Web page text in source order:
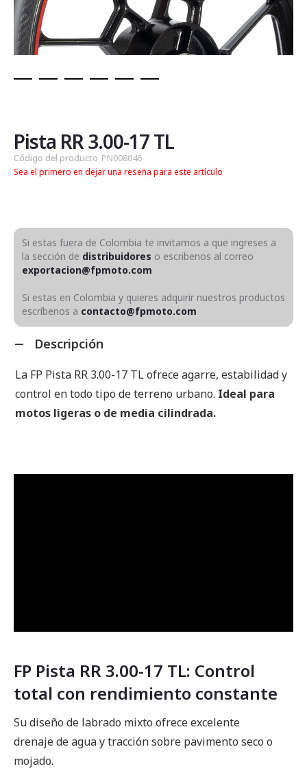
de
la
galería
de
Pista RR 3.00-17 TL
Código del producto PN008046
Sea el primero en dejar una reseña para este artículo
Si estas fuera de Colombia te invitamos a que ingreses a
la sección de distribuidores o escribenos al correo
exportacion@fpmoto.com
Si estas en Colombia y quieres adquirir nuestros productos
escríbenos a contacto@fpmoto.com
Descripción
La FP Pista RR 3.00-17 TL ofrece agarre, estabilidad y
control en todo tipo de terreno urbano. Ideal para
motos ligeras o de media cilindrada.
FP Pista RR 3.00-17 TL: Control
total con rendimiento constante
Su diseño de labrado mixto ofrece excelente
drenaje de agua y tracción sobre pavimento seco o
mojado.